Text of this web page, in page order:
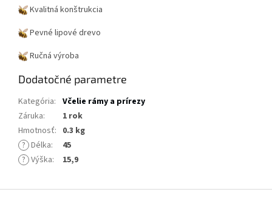
Kvalitná konštrukcia
Pevné lipové drevo
Ručná výroba
Dodatočné parametre
Kategória: Včelie rámy a prírezy
Záruka:
1 rok
Hmotnosť: 0.3 kg
? Délka:
45
? Výška: 15,9